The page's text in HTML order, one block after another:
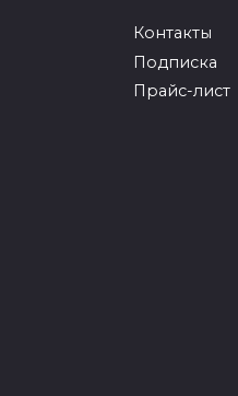
Контакты
Подписка
Прайс-лист